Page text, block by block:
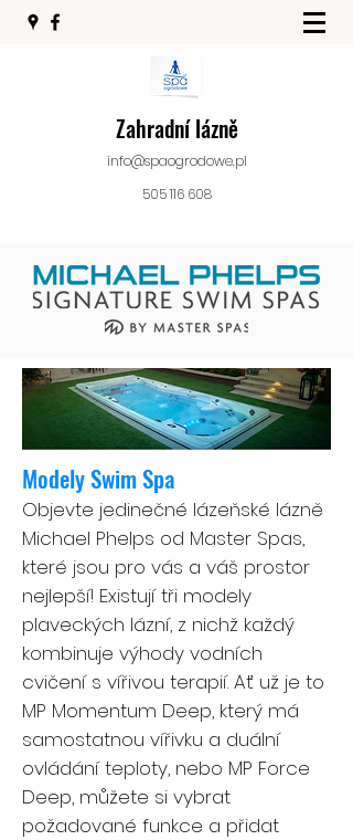
Zahradní lázně
info@spaogrodowe.pl
505 116 608
Modely Swim Spa
Objevte jedinečné lázeňské lázně
Michael Phelps od Master Spas,
které jsou pro vás a váš prostor
nejlepší! Existují tři modely
plaveckých lázní, z nichž každý
kombinuje výhody vodních
cvičení s vířivou terapií. Ať už je to
MP Momentum Deep, který má
samostatnou vířivku a duální
ovládání teploty, nebo MP Force
Deep, můžete si vybrat
požadované funkce a přidat